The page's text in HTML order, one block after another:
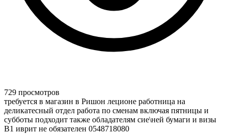
729 просмотров
требуется в магазин в Ришон леционе работница на
деликатесный отдел работа по сменам включая пятницы и
субботы подходит также обладателям сие\ней бумаги и визы
В1 иврит не обязателен 0548718080